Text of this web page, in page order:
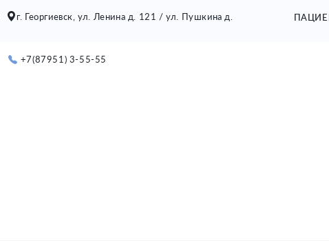
г. Георгиевск, ул. Ленина д. 121 / ул. Пушкина д.
+7(87951) 3-55-55